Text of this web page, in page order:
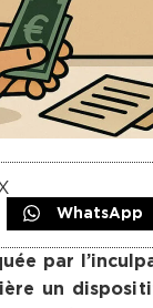
WhatsApp
par
un